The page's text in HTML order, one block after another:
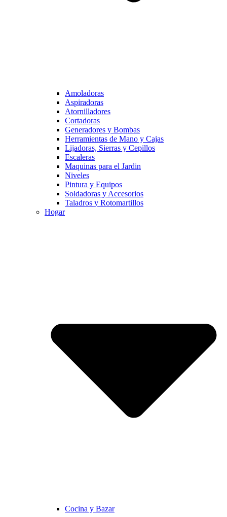
Amoladoras
Aspiradoras
Atornilladores
Cortadoras
Generadores y Bombas
Herramientas de Mano y Cajas
Lijadoras, Sierras y Cepillos
Escaleras
Maquinas para el Jardin
Niveles
Pintura y Equipos
Soldadoras y Accesorios
Taladros y Rotomartillos
Hogar
Cocina y Bazar